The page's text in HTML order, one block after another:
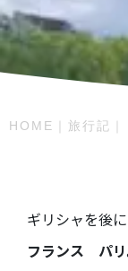
HOME 旅行記
ギリシャを後
フランス パリ